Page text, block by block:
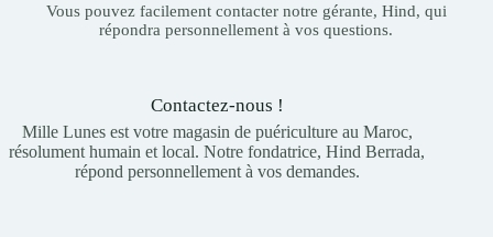
Vous pouvez facilement contacter notre gérante, Hind, qui
répondra personnellement à vos questions.
Contactez-nous !
Mille Lunes est votre magasin de puériculture au Maroc,
résolument humain et local. Notre fondatrice, Hind Berrada,
répond personnellement à vos demandes.